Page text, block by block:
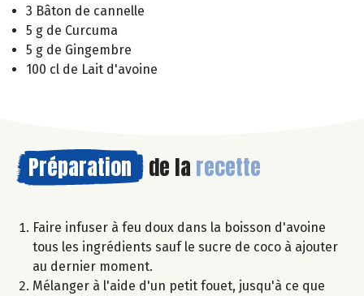
3 Bâton de cannelle
5 g de Curcuma
5 g de Gingembre
100 cl de Lait d'avoine
Préparation de la recette
Faire infuser à feu doux dans la boisson d'avoine
tous les ingrédients sauf le sucre de coco à ajouter
au dernier moment.
Mélanger à l'aide d'un petit fouet, jusqu'à ce que